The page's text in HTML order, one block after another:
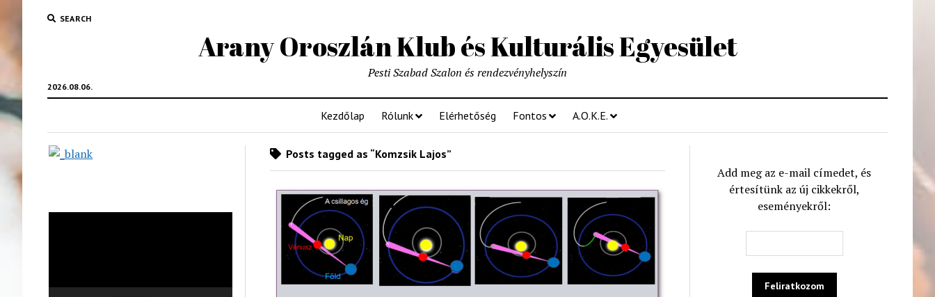
SEARCH
Arany Oroszlán Klub és Kulturális Egyesület
2026.08.06.
Pesti Szabad Szalon és rendezvényhelyszín
Kezdőlap Rólunk Elérhetőség Fontos A.O.K.E.
Posts tagged as “Komzsik Lajos”
Add meg az e-mail címedet, és
értesítünk az új cikkekről,
eseményekről: